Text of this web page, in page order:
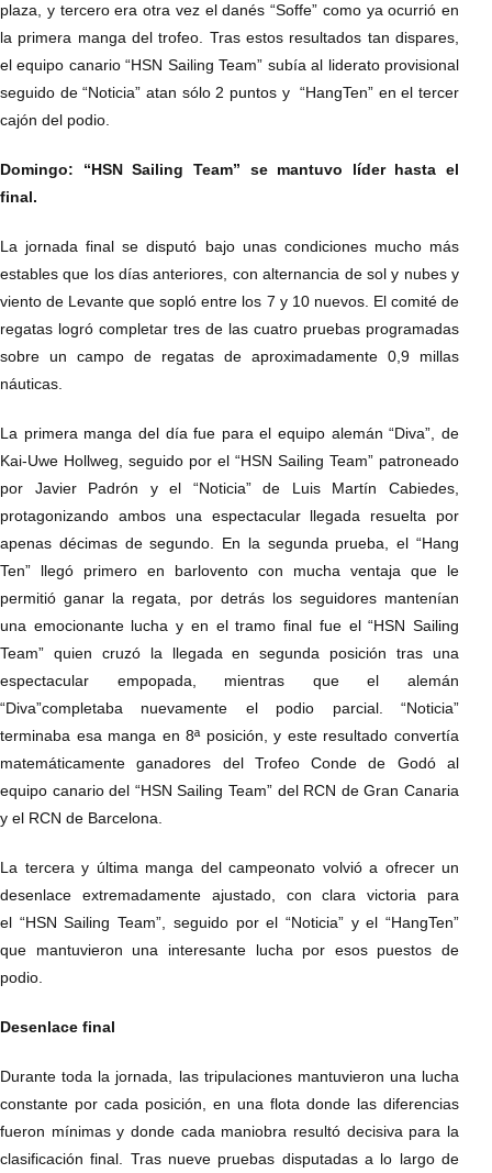
plaza, y tercero era otra vez el danés “Soffe” como ya ocurrió en
la primera manga del trofeo. Tras estos resultados tan dispares,
el equipo canario “HSN Sailing Team” subía al liderato provisional
seguido de “Noticia” atan sólo 2 puntos y “HangTen” en el tercer
cajón del podio.
Domingo: “HSN Sailing Team” se mantuvo líder hasta el
final.
La jornada final se disputó bajo unas condiciones mucho más
estables que los días anteriores, con alternancia de sol y nubes y
viento de Levante que sopló entre los 7 y 10 nuevos. El comité de
regatas logró completar tres de las cuatro pruebas programadas
sobre un campo de regatas de aproximadamente 0,9 millas
náuticas.
La primera manga del día fue para el equipo alemán “Diva”, de
Kai-Uwe Hollweg, seguido por el “HSN Sailing Team” patroneado
por Javier Padrón y el “Noticia” de Luis Martín Cabiedes,
protagonizando ambos una espectacular llegada resuelta por
apenas décimas de segundo. En la segunda prueba, el “Hang
Ten” llegó primero en barlovento con mucha ventaja que le
permitió ganar la regata, por detrás los seguidores mantenían
una emocionante lucha y en el tramo final fue el “HSN Sailing
Team” quien cruzó la llegada en segunda posición tras una
espectacular empopada, mientras que el alemán
“Diva”completaba nuevamente el podio parcial. “Noticia”
terminaba esa manga en 8ª posición, y este resultado convertía
matemáticamente ganadores del Trofeo Conde de Godó al
equipo canario del “HSN Sailing Team” del RCN de Gran Canaria
y el RCN de Barcelona.
La tercera y última manga del campeonato volvió a ofrecer un
desenlace extremadamente ajustado, con clara victoria para
el “HSN Sailing Team”, seguido por el “Noticia” y el “HangTen”
que mantuvieron una interesante lucha por esos puestos de
podio.
Desenlace final
Durante toda la jornada, las tripulaciones mantuvieron una lucha
constante por cada posición, en una flota donde las diferencias
fueron mínimas y donde cada maniobra resultó decisiva para la
clasificación final. Tras nueve pruebas disputadas a lo largo de